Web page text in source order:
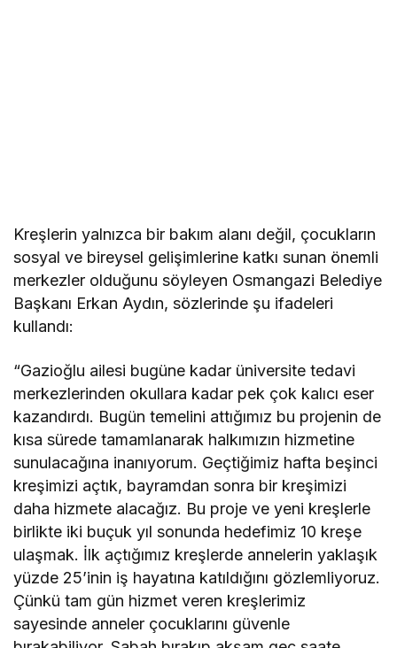
Kreşlerin yalnızca bir bakım alanı değil, çocukların
sosyal ve bireysel gelişimlerine katkı sunan önemli
merkezler olduğunu söyleyen Osmangazi Belediye
Başkanı Erkan Aydın, sözlerinde şu ifadeleri
kullandı:
“Gazioğlu ailesi bugüne kadar üniversite tedavi
merkezlerinden okullara kadar pek çok kalıcı eser
kazandırdı. Bugün temelini attığımız bu projenin de
kısa sürede tamamlanarak halkımızın hizmetine
sunulacağına inanıyorum. Geçtiğimiz hafta beşinci
kreşimizi açtık, bayramdan sonra bir kreşimizi
daha hizmete alacağız. Bu proje ve yeni kreşlerle
birlikte iki buçuk yıl sonunda hedefimiz 10 kreşe
ulaşmak. İlk açtığımız kreşlerde annelerin yaklaşık
yüzde 25’inin iş hayatına katıldığını gözlemliyoruz.
Çünkü tam gün hizmet veren kreşlerimiz
sayesinde anneler çocuklarını güvenle